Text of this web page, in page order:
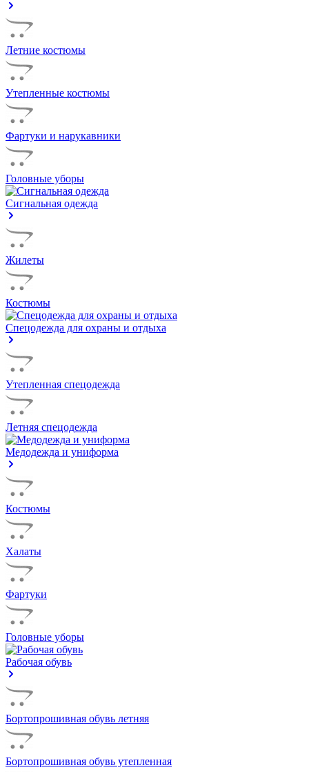
Летние костюмы
Утепленные костюмы
Фартуки и нарукавники
Головные уборы
Сигнальная одежда
Жилеты
Костюмы
Спецодежда для охраны и отдыха
Утепленная спецодежда
Летняя спецодежда
Медодежда и униформа
Костюмы
Халаты
Фартуки
Головные уборы
Рабочая обувь
Бортопрошивная обувь летняя
Бортопрошивная обувь утепленная